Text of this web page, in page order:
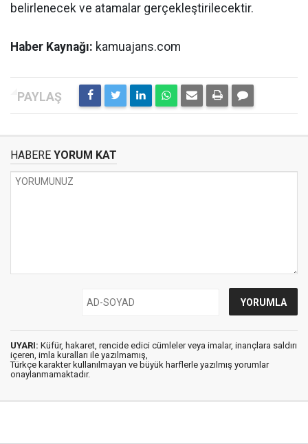
belirlenecek ve atamalar gerçekleştirilecektir.
Haber Kaynağı: kamuajans.com
HABERE YORUM KAT
UYARI: Küfür, hakaret, rencide edici cümleler veya imalar, inançlara saldırı
içeren, imla kuralları ile yazılmamış,
Türkçe karakter kullanılmayan ve büyük harflerle yazılmış yorumlar
onaylanmamaktadır.